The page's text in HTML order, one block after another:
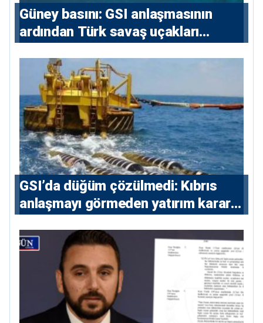
Güney basını: ⁠GSI anlaşmasının
ardından Türk savaş uçakları
GSI’da düğüm çözülmedi: Kıbrıs
anlaşmayı görmeden yatırım kararı